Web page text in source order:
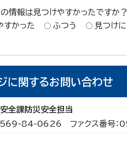
情報は見つけやすかったですか？
すかった
ふつう 見つけ
に関するお問い合わせ
全課防災安全担当
0569-84-0626 ファクス番号